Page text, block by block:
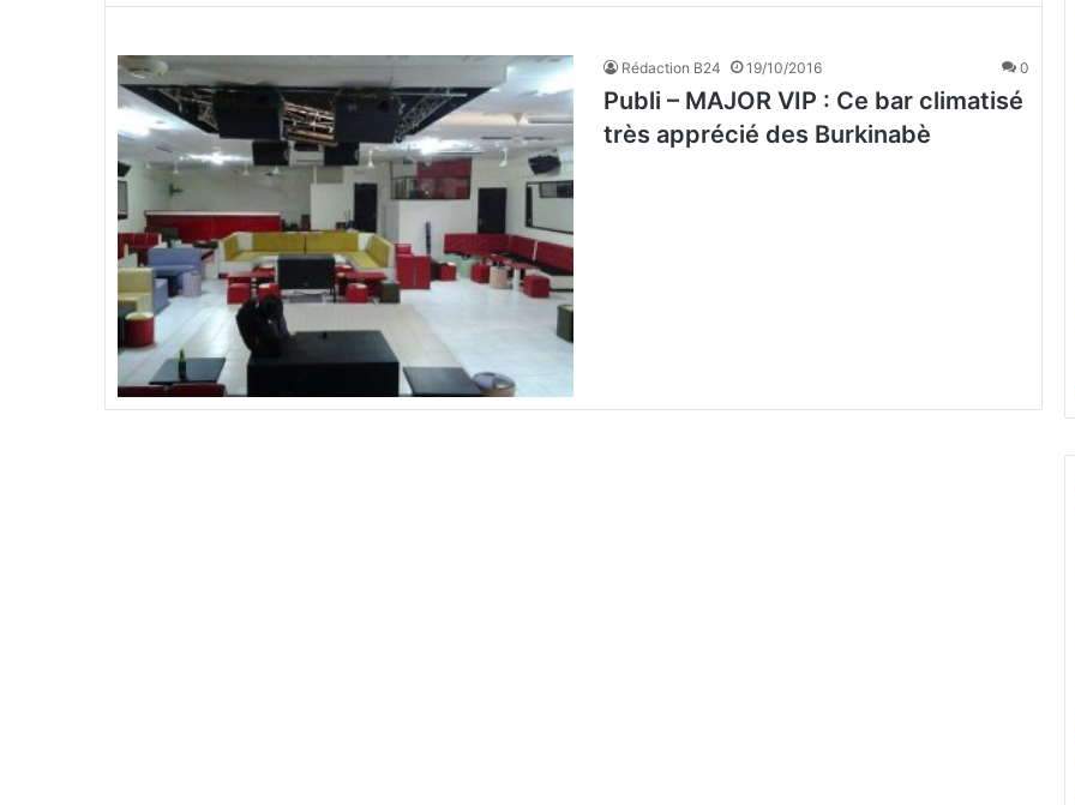
Rédaction B24 19/10/2016 0
Publi – MAJOR VIP : Ce bar climatisé
très apprécié des Burkinabè